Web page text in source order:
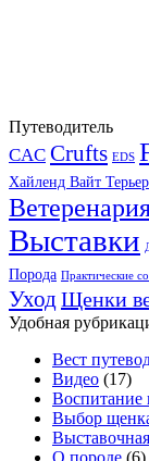
Путеводитель
CAC Crufts EDS
Хайленд Вайт Терьер
Выставки
Порода Практические
Уход Щенки
Удобная
Вест
Видео (17)
Воспитание
Выбор
О породе (6)